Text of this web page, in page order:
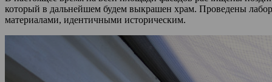
который в дальнейшем будем выкрашен храм. Проведены
материалами, идентичными историческим.